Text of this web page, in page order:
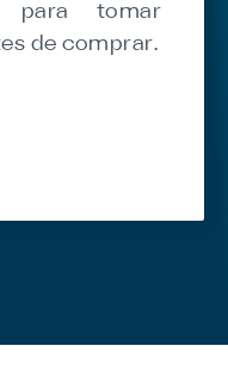
para tomar
de comprar.